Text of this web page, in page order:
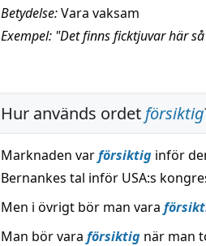
Betydelse:Vara vaksam
Exempel: "Det finns ficktjuvar här
Hur används ordet försiktig
Marknaden varförsiktig inför
Bernankes tal inför USA:s
Men i övrigt bör man vara
Man bör vara försiktig när man